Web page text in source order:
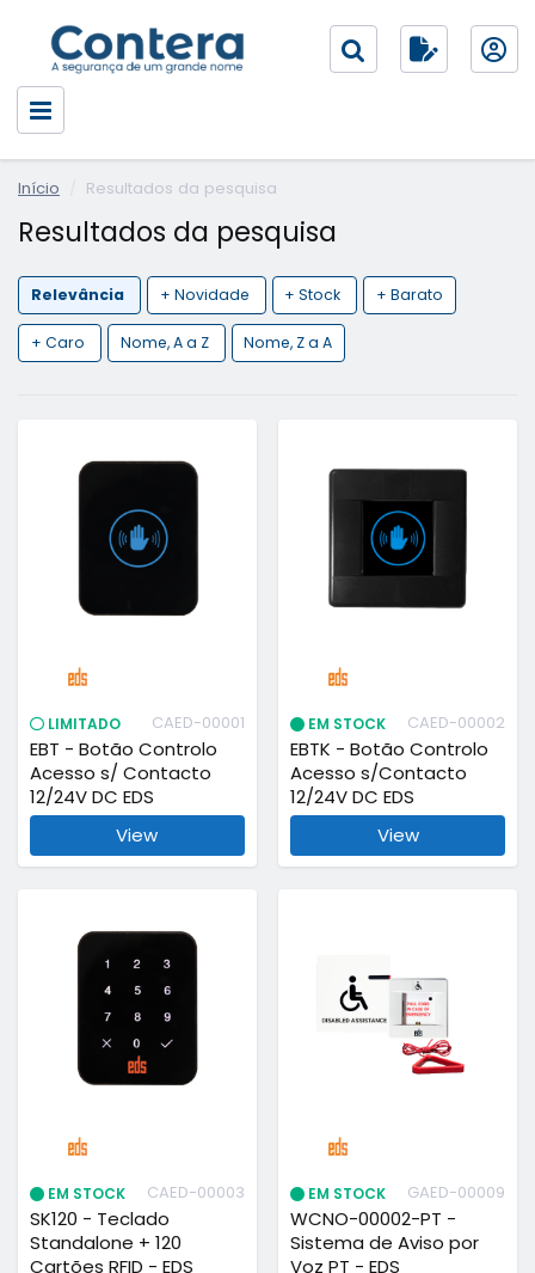
Início Resultados da pesquisa
Resultados da pesquisa
Relevância + Novidade + Stock + Barato
+ Caro Nome, A a Z Nome, Z a A
LIMITADO CAED-00001
EBT - Botão Controlo
Acesso s/ Contacto
12/24V DC EDS
View
EM STOCK CAED-00002
EBTK - Botão Controlo
Acesso s/Contacto
12/24V DC EDS
View
EM STOCK CAED-00003
SK120 - Teclado
Standalone + 120
Cartões RFID - EDS
EM STOCK GAED-00009
WCNO-00002-PT -
Sistema de Aviso por
Voz PT - EDS